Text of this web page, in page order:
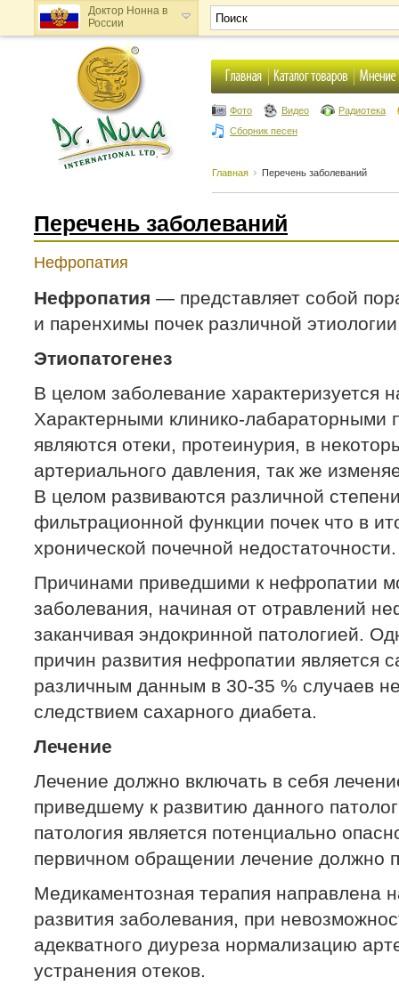
Доктор Нонна в
России
Доктор Нонна в
Украине
Фото Видео
Радиотека
Сборник песен
Главная Перечень заболеваний
Перечень заболеваний
Нефропатия
Нефропатия — представляет собой
и паренхимы почек различной
Этиопатогенез
В целом заболевание характеризуется
Характерными клинико-лабараторными
являются отеки, протеинурия, в
артериального давления, так же
В целом развиваются различной
фильтрационной функции почек что в
хронической почечной недостаточности.
Причинами приведшими к нефропатии
заболевания, начиная от отравлений
заканчивая эндокринной патологией.
причин развития нефропатии является
различным данным в 30-35 % случаев
следствием сахарного диабета.
Лечение
Лечение должно включать в себя
приведшему к развитию данного
патология является потенциально
первичном обращении лечение должно
Медикаментозная терапия направлена
развития заболевания, при
адекватного диуреза нормализацию
устранения отеков.